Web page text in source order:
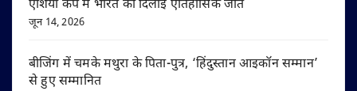
एशिया कप में भारत को दिलाई ऐतिहासिक जीत
जून 14, 2026
बीजिंग में चमके मथुरा के पिता-पुत्र, ‘हिंदुस्तान आइकॉन सम्मान’
से हुए सम्मानित